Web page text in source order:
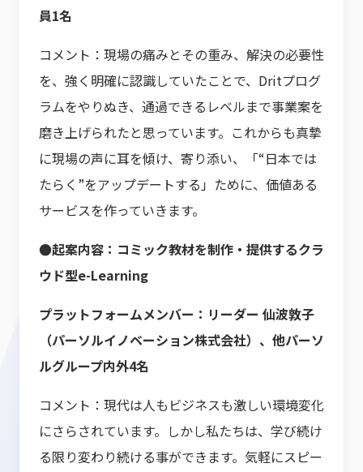
員1名
コメント：現場の痛みとその重み、解決の必要性
を、強く明確に認識していたことで、Dritプログ
ラムをやりぬき、通過できるレベルまで事業案を
磨き上げられたと思っています。これからも真摯
に現場の声に耳を傾け、寄り添い、「“日本では
たらく”をアップデートする」ために、価値ある
サービスを作っていきます。
●起案内容：コミック教材を制作・提供するクラ
ウド型e-Learning
プラットフォームメンバー：リーダー 仙波敦子
（パーソルイノベーション株式会社）、他パーソ
ルグループ内外4名
コメント：現代は人もビジネスも激しい環境変化
にさらされています。しかし私たちは、学び続け
る限り変わり続ける事ができます。気軽にスピー